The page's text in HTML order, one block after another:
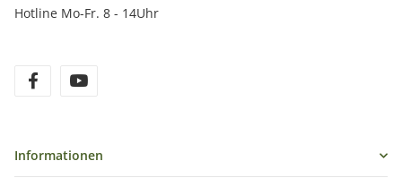
Hotline Mo-Fr. 8 - 14Uhr
Informationen